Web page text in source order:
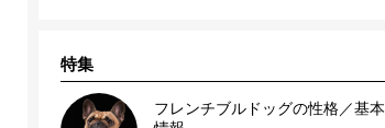
特集
フレンチブルドッグの性格／基本